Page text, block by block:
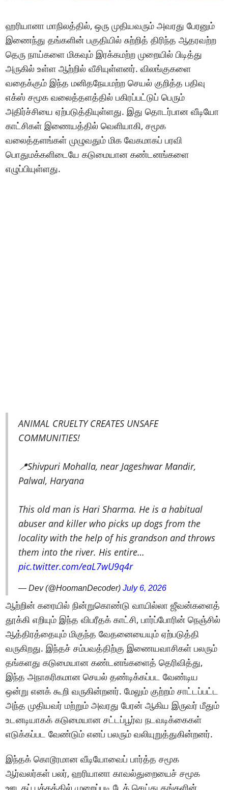
ஹரியானா மாநிலத்தில், ஒரு முதியவரும் அவரது பேரனும்
இணைந்து தங்களின் பகுதியில் சுற்றித் திரிந்த ஆதரவற்ற
தெரு நாய்களை மிகவும் இரக்கமற்ற முறையில் பிடித்து
அருகில் உள்ள ஆற்றில் வீசியுள்ளனர். விலங்குகளை
வதைக்கும் இந்த மனிதநேயமற்ற செயல் குறித்த பதிவு
எக்ஸ் சமூக வலைத்தளத்தில் பகிரப்பட்டுப் பெரும்
அதிர்ச்சியை ஏற்படுத்தியுள்ளது. இது தொடர்பான வீடியோ
காட்சிகள் இணையத்தில் வெளியாகி, சமூக
வலைத்தளங்கள் முழுவதும் மிக வேகமாகப் பரவி
பொதுமக்களிடையே கடுமையான கண்டனங்களை
எழுப்பியுள்ளது.
ANIMAL CRUELTY CREATES UNSAFE
COMMUNITIES!
📍Shivpuri Mohalla, near Jageshwar Mandir,
Palwal, Haryana
This old man is Hari Sharma. He is a habitual
abuser and killer who picks up dogs from the
locality with the help of his grandson and throws
them into the river. His entire…
pic.twitter.com/eaL7wU9q4r
— Dev (@HoomanDecoder)July 6, 2026
ஆற்றின் கரையில் நின்றுகொண்டு வாயில்லா ஜீவன்களைத்
தூக்கி எறியும் இந்த விபரீதக் காட்சி, பார்ப்போரின் நெஞ்சில்
ஆத்திரத்தையும் மிகுந்த வேதனையையும் ஏற்படுத்தி
வருகிறது. இந்தச் சம்பவத்திற்கு இணையவாசிகள் பலரும்
தங்களது கடுமையான கண்டனங்களைத் தெரிவித்து,
இந்த அநாகரிகமான செயல் தண்டிக்கப்பட வேண்டிய
ஒன்று எனக் கூறி வருகின்றனர். மேலும் குற்றம் சாட்டப்பட்ட
அந்த முதியவர் மற்றும் அவரது பேரன் ஆகிய இருவர் மீதும்
உடனடியாகக் கடுமையான சட்டப்பூர்வ நடவடிக்கைகள்
எடுக்கப்பட வேண்டும் எனப் பலரும் வலியுறுத்துகின்றனர்.
இந்தக் கொடூரமான வீடியோவைப் பார்த்த சமூக
ஆர்வலர்கள் பலர், ஹரியானா காவல்துறையைச் சமூக
ஊடகப் பக்கத்தில் முறைப்படி டேக் செய்து தங்களின்